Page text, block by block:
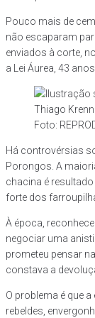
Pouco mais de
não escaparam
enviados à corte,
a Lei Áurea, 43
Foto:
Há controvérsias
Porongos. A
chacina é
forte dos
À época,
negociar uma
prometeu pensar
constava a
O problema é que
rebeldes,